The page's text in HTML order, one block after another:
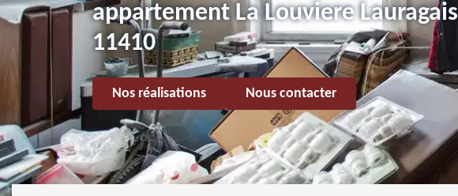
appartement La Louviere Lauragais
11410
Nos réalisations Nous contacter